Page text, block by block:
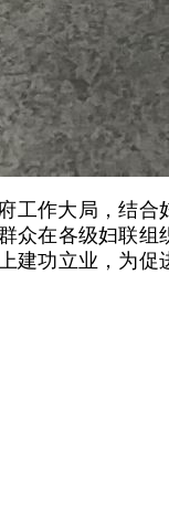
工作大局，结合
众在各级妇联组
建功立业，为